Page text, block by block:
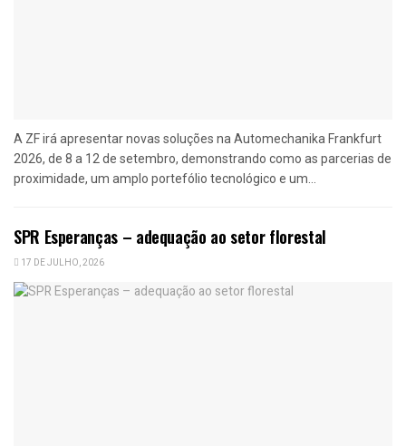
A ZF irá apresentar novas soluções na Automechanika Frankfurt
2026, de 8 a 12 de setembro, demonstrando como as parcerias de
proximidade, um amplo portefólio tecnológico e um...
SPR Esperanças – adequação ao setor florestal
17 DE JULHO, 2026